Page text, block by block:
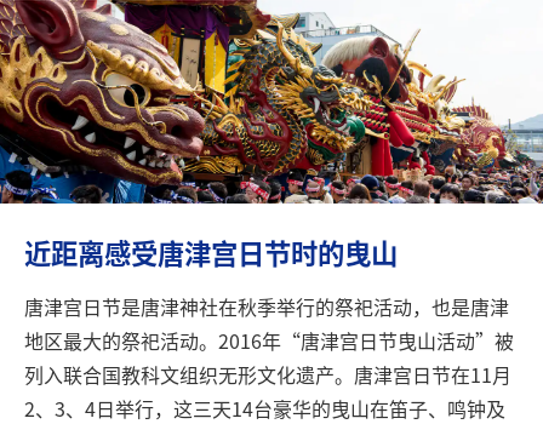
目的地
旅行信息
关闭
近距离感受唐津宫日节时的曳山
唐津宫日节是唐津神社在秋季举行的祭祀活动，也是唐津
地区最大的祭祀活动。2016年“唐津宫日节曳山活动”被
列入联合国教科文组织无形文化遗产。唐津宫日节在11月
2、3、4日举行，这三天14台豪华的曳山在笛子、鸣钟及